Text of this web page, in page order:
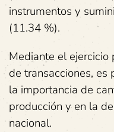
instrumentos y
(11.34 %).
Mediante el ejercicio
de transacciones, es
la importancia de
producción y en la
nacional.